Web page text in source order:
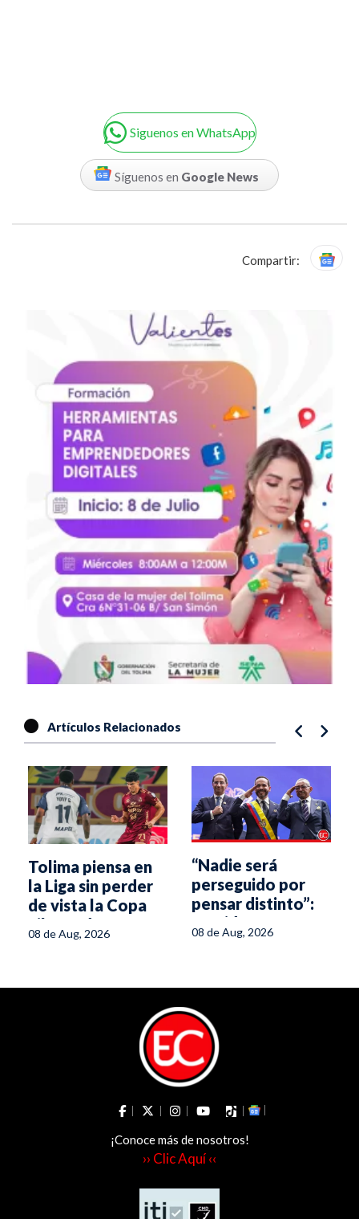
Siguenos en WhatsApp
Síguenos en Google News
Compartir:
Artículos Relacionados
Tolima piensa en
la Liga sin perder
de vista la Copa
Libertadores
08 de Aug, 2026
“Nadie será
perseguido por
pensar distinto”:
presidente
Abelardo de la
08 de Aug, 2026
¡Conoce más de nosotros!
›› Clic Aquí ‹‹